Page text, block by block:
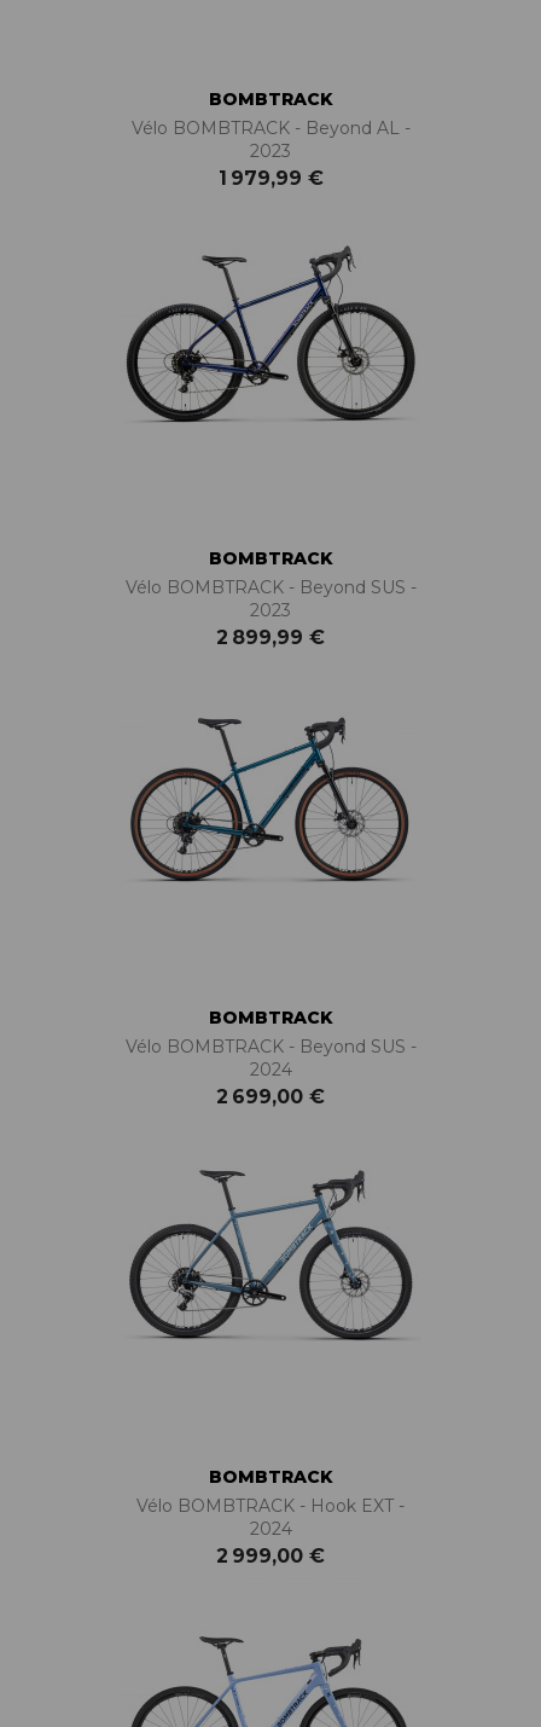
BOMBTRACK
Vélo BOMBTRACK - Beyond AL -
2023
1 979,99 €
BOMBTRACK
Vélo BOMBTRACK - Beyond SUS -
2023
2 899,99 €
BOMBTRACK
Vélo BOMBTRACK - Beyond SUS -
2024
2 699,00 €
BOMBTRACK
Vélo BOMBTRACK - Hook EXT -
2024
2 999,00 €